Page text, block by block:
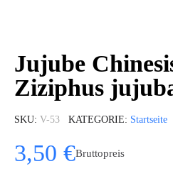
Jujube
Ziziphus
SKU V-53 KATEGORIE Startseite
3,50 €Bruttopreis